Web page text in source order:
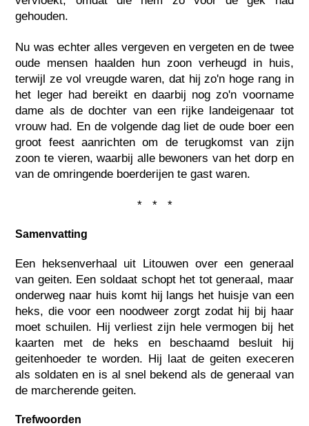
gehouden.
Nu was echter alles vergeven en vergeten en de twee
oude mensen haalden hun zoon verheugd in huis,
terwijl ze vol vreugde waren, dat hij zo'n hoge rang in
het leger had bereikt en daarbij nog zo'n voorname
dame als de dochter van een rijke landeigenaar tot
vrouw had. En de volgende dag liet de oude boer een
groot feest aanrichten om de terugkomst van zijn
zoon te vieren, waarbij alle bewoners van het dorp en
van de omringende boerderijen te gast waren.
* * *
Samenvatting
Een heksenverhaal uit Litouwen over een generaal
van geiten. Een soldaat schopt het tot generaal, maar
onderweg naar huis komt hij langs het huisje van een
heks, die voor een noodweer zorgt zodat hij bij haar
moet schuilen. Hij verliest zijn hele vermogen bij het
kaarten met de heks en beschaamd besluit hij
geitenhoeder te worden. Hij laat de geiten execeren
als soldaten en is al snel bekend als de generaal van
de marcherende geiten.
Trefwoorden